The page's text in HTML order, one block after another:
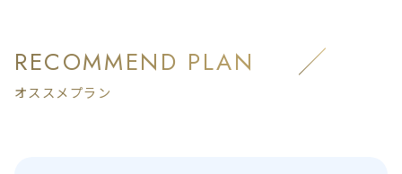
RECOMMEND PLAN
オススメプラン